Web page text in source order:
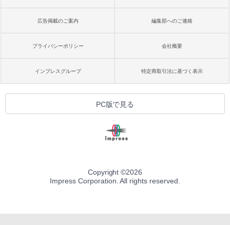
広告掲載のご案内 編集部へのご連絡
プライバシーポリシー 会社概要
インプレスグループ 特定商取引法に基づく表示
PC版で見る
Copyright ©2026
Impress Corporation. All rights reserved.